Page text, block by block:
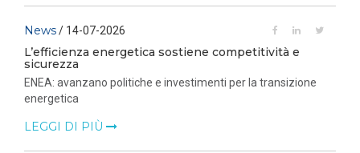
News/ 14-07-2026
L’efficienza energetica sostiene competitività e
sicurezza
ENEA: avanzano politiche e investimenti per la transizione
energetica
LEGGI DI PIÙ